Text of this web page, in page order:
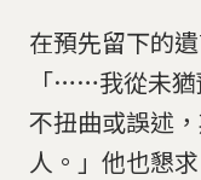
在預先留下的
「……我從未
不扭曲或誤述
人。」他也懇